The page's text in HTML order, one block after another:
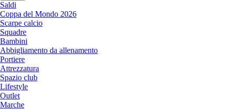
Saldi
Coppa del Mondo 2026
Scarpe calcio
Squadre
Bambini
Abbigliamento da allenamento
Portiere
Attrezzatura
Spazio club
Lifestyle
Outlet
Marche